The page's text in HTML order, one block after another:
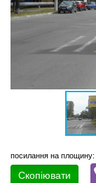
посилання на площину:
Скопіювати